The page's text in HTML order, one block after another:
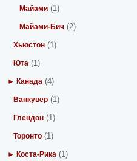
Майами (1)
Майами-Бич (2)
Хьюстон (1)
Юта (1)
► Канада (4)
Ванкувер (1)
Глендон (1)
Торонто (1)
► Коста-Рика (1)